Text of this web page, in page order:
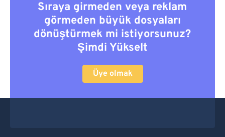
Sıraya girmeden veya reklam
görmeden büyük dosyaları
dönüştürmek mi istiyorsunuz?
Şimdi Yükselt
Üye olmak